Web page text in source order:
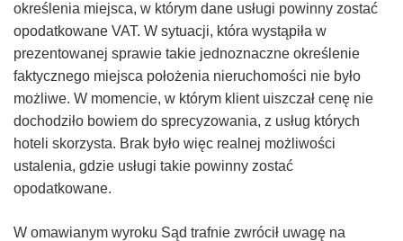
określenia miejsca, w którym dane usługi powinny zostać
opodatkowane VAT. W sytuacji, która wystąpiła w
prezentowanej sprawie takie jednoznaczne określenie
faktycznego miejsca położenia nieruchomości nie było
możliwe. W momencie, w którym klient uiszczał cenę nie
dochodziło bowiem do sprecyzowania, z usług których
hoteli skorzysta. Brak było więc realnej możliwości
ustalenia, gdzie usługi takie powinny zostać
opodatkowane.
W omawianym wyroku Sąd trafnie zwrócił uwagę na